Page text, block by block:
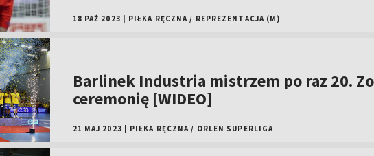
18 PAŹ 2023 PIŁKA RĘCZNA / REPREZENTACJA (M)
Barlinek Industria mistrzem po raz 20.
ceremonię [WIDEO]
21 MAJ 2023 PIŁKA RĘCZNA / ORLEN SUPERLIGA